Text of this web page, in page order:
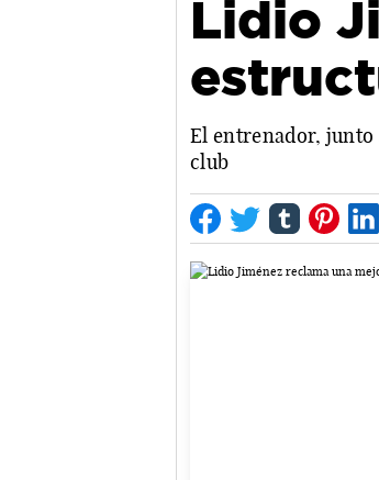
Lidio
El entrenador, junto
club